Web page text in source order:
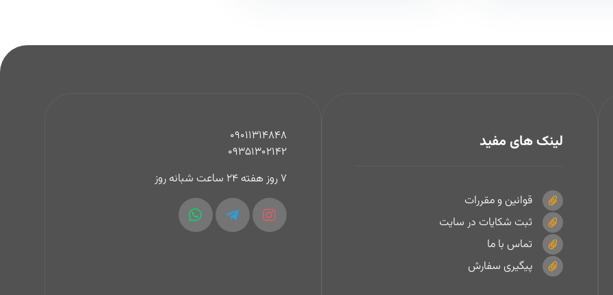
لینک های مفید
قوانین و مقررات
ثبت شکایات در سایت
تماس با ما
پیگیری سفارش
09011314848
09351302142
7 روز هفته 24 ساعت شبانه روز